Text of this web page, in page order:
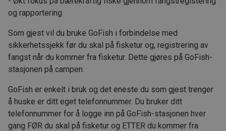
og rapportering
Som gjest vil du bruke GoFish i forbindelse med
sikkerhetssjekk før du skal på fisketur og, registrering av
fangst når du kommer fra fisketur. Dette gjøres på GoFish-
stasjonen på campen.
GoFish er enkelt i bruk og det eneste du som gjest trenger
å huske er ditt eget telefonnummer. Du bruker ditt
telefonnummer for å logge inn på GoFish-stasjonen hver
gang FØR du skal på fisketur og ETTER du kommer fra